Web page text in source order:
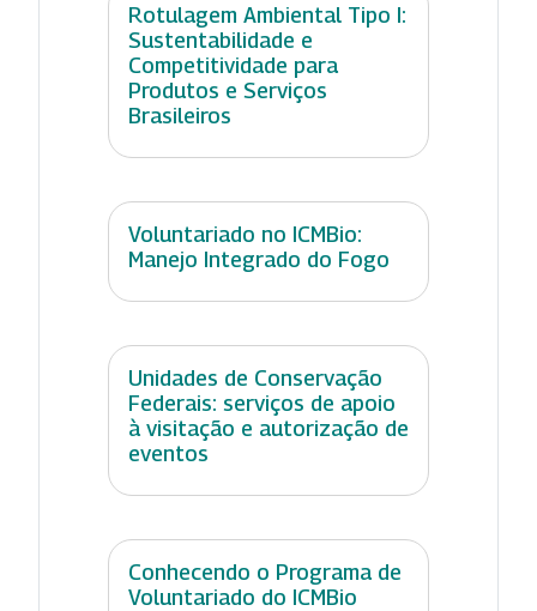
Rotulagem Ambiental Tipo I:
Sustentabilidade e
Competitividade para
Produtos e Serviços
Brasileiros
Voluntariado no ICMBio:
Manejo Integrado do Fogo
Unidades de Conservação
Federais: serviços de apoio
à visitação e autorização de
eventos
Conhecendo o Programa de
Voluntariado do ICMBio